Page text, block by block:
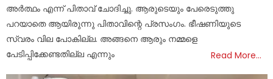
അർത്ഥം എന്ന് പിതാവ് ചോദിച്ചു. ആരുടെയും പേരെടുത്തു
പറയാതെ ആയിരുന്നു പിതാവിന്റെ പ്രസംഗം. ഭീഷണിയുടെ
സ്വരം വില പോകില്ല. അങ്ങനെ ആരും നമ്മളെ
പേടിപ്പിക്കേണ്ടതില്ല എന്നും
Read More…